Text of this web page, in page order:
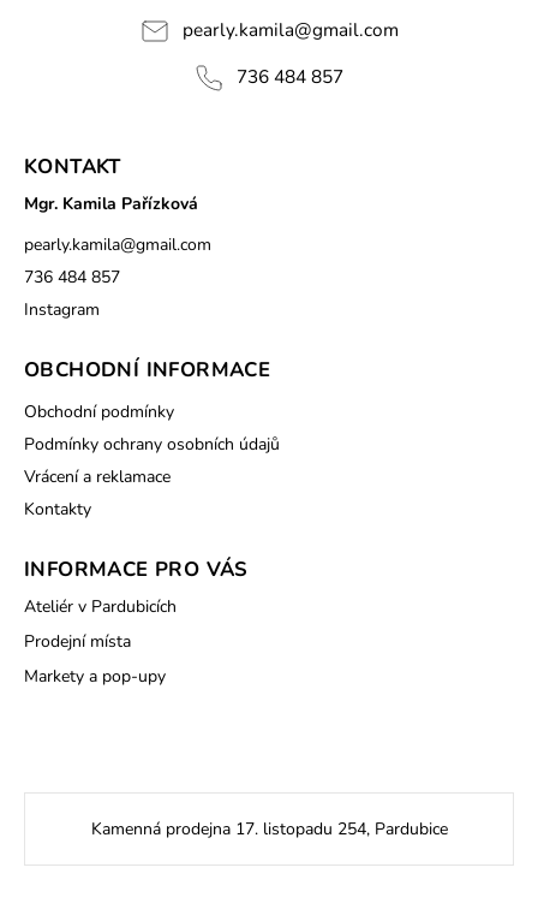
pearly.kamila@gmail.com
736 484 857
KONTAKT
Mgr. Kamila Pařízková
pearly.kamila@gmail.com
736 484 857
Instagram
OBCHODNÍ INFORMACE
Obchodní podmínky
Podmínky ochrany osobních údajů
Vrácení a reklamace
Kontakty
INFORMACE PRO VÁS
Ateliér v Pardubicích
Prodejní místa
Markety a pop-upy
Kamenná prodejna 17. listopadu 254, Pardubice